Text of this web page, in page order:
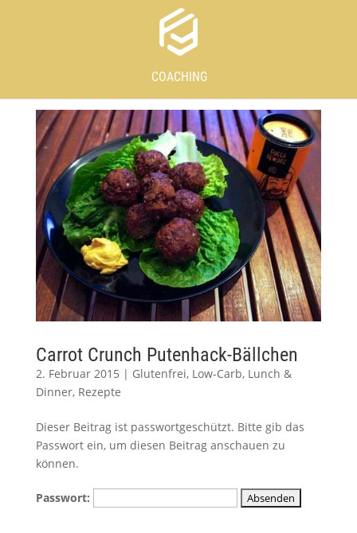
COACHING
Carrot Crunch Putenhack-Bällchen
2. Februar 2015 | Glutenfrei, Low-Carb, Lunch &
Dinner, Rezepte
Dieser Beitrag ist passwortgeschützt. Bitte gib das
Passwort ein, um diesen Beitrag anschauen zu
können.
Passwort: